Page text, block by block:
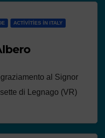
ACTIVITIES IN ITALY
al Signor
di Legnago (VR)